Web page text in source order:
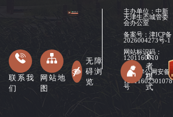
主办单位：中新
天津生态城管委
会办公室
备案号： 津ICP备
2026004273号-1
网站标识码：
1201160010
津公网安备
12011602301078
号
联系我
们
网站地
图
无障
碍浏
览
长
者
模
式